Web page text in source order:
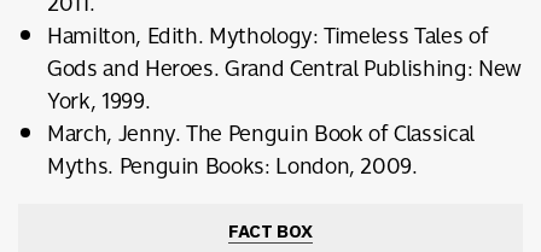
Hamilton, Edith. Mythology: Timeless Tales of
Gods and Heroes. Grand Central Publishing: New
York, 1999.
March, Jenny. The Penguin Book of Classical
Myths. Penguin Books: London, 2009.
FACT BOX